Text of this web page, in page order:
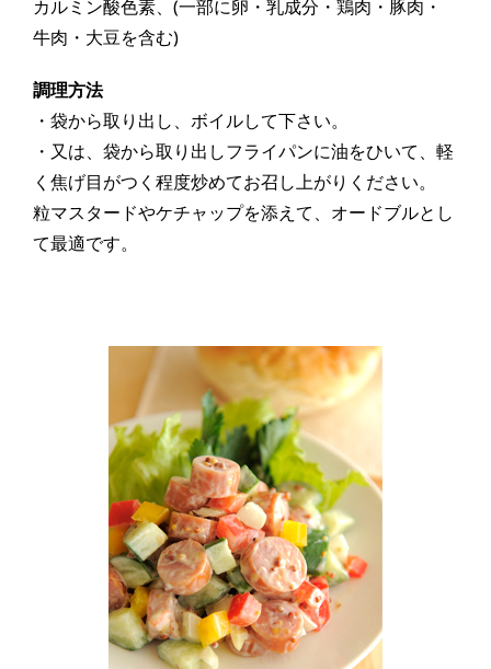
カルミン酸色素、(一部に卵・乳成分・鶏肉・豚肉・
牛肉・大豆を含む)
調理方法
・袋から取り出し、ボイルして下さい。
・又は、袋から取り出しフライパンに油をひいて、軽
く焦げ目がつく程度炒めてお召し上がりください。
粒マスタードやケチャップを添えて、オードブルとし
て最適です。